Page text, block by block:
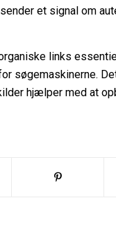
et signal om
links
søgemaskinerne.
hjælper med at